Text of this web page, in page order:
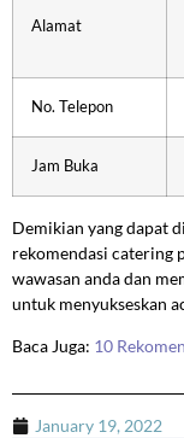
Alamat
No. Telepon
Jam Buka
Demikian yang dapat
rekomendasi catering
wawasan anda dan
untuk menyukseskan
Baca Juga: 10
January 19, 2022